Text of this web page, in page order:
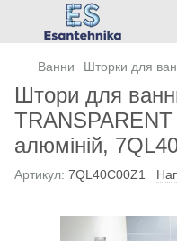
Ванни Шторки для
Штори для
TRANSPARENT
алюміній,
Артикул: 7QL40C00Z1